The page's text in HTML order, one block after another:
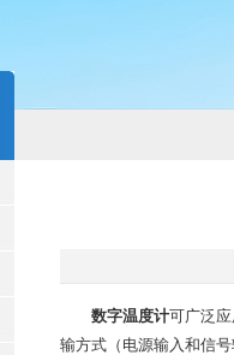
数字温度计可广泛
输方式（电源输入和信